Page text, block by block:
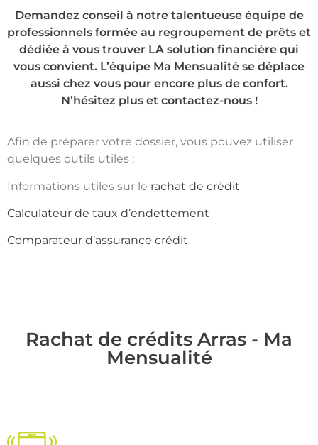
Demandez conseil à notre talentueuse équipe de
professionnels formée au regroupement de prêts et
dédiée à vous trouver LA solution financière qui
vous convient. L’équipe Ma Mensualité se déplace
aussi chez vous pour encore plus de confort.
N’hésitez plus et contactez-nous !
Afin de préparer votre dossier, vous pouvez utiliser
quelques outils utiles :
Informations utiles sur le rachat de crédit
Calculateur de taux d’endettement
Comparateur d’assurance crédit
Rachat de crédits Arras - Ma
Mensualité